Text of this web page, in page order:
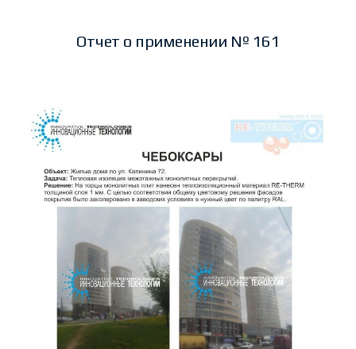
Отчет о применении № 161